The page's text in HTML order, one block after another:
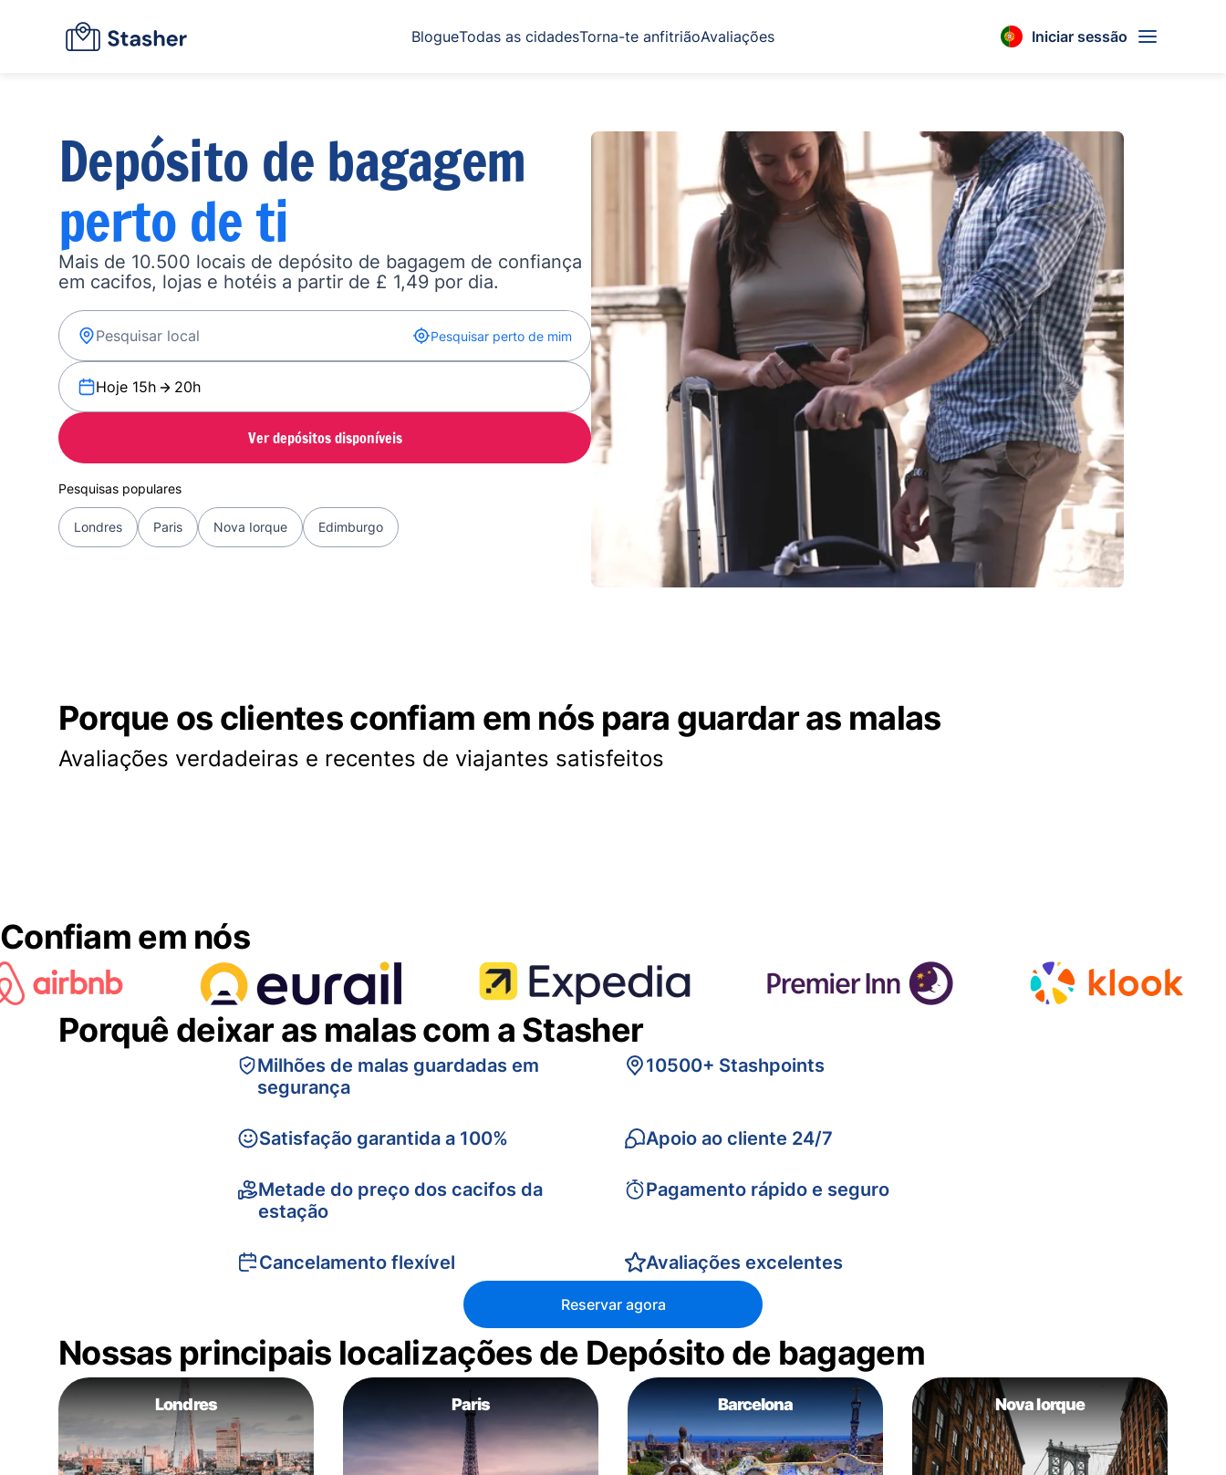
BlogueTodas as cidadesTorna-te anfitriãoAvaliações Iniciar sessão
Depósito de bagagem
perto de ti
Mais de 10.500 locais de depósito de bagagem de confiança
em cacifos, lojas e hotéis a partir de £ 1,49 por dia.
Pesquisar perto de mim
Hoje 15h 20h
Ver depósitos disponíveis
Pesquisas populares
Londres Paris Nova Iorque Edimburgo
Porque os clientes confiam em nós para guardar as malas
Avaliações verdadeiras e recentes de viajantes satisfeitos
Confiam em nós
Porquê deixar as malas com a Stasher
Milhões de malas guardadas em
segurança
Satisfação garantida a 100%
Metade do preço dos cacifos da
estação
Cancelamento flexível
10500+ Stashpoints
Apoio ao cliente 24/7
Pagamento rápido e seguro
Avaliações excelentes
Reservar agora
Nossas principais localizações de Depósito de bagagem
Londres Paris Barcelona Nova Iorque